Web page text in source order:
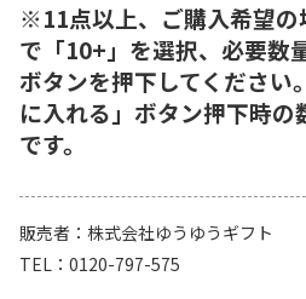
※11点以上、ご購入希望の
で「10+」を選択、必要数
ボタンを押下してください
に入れる」ボタン押下時
です。
販売者
株式会社ゆうゆうギフト
TEL
0120-797-575